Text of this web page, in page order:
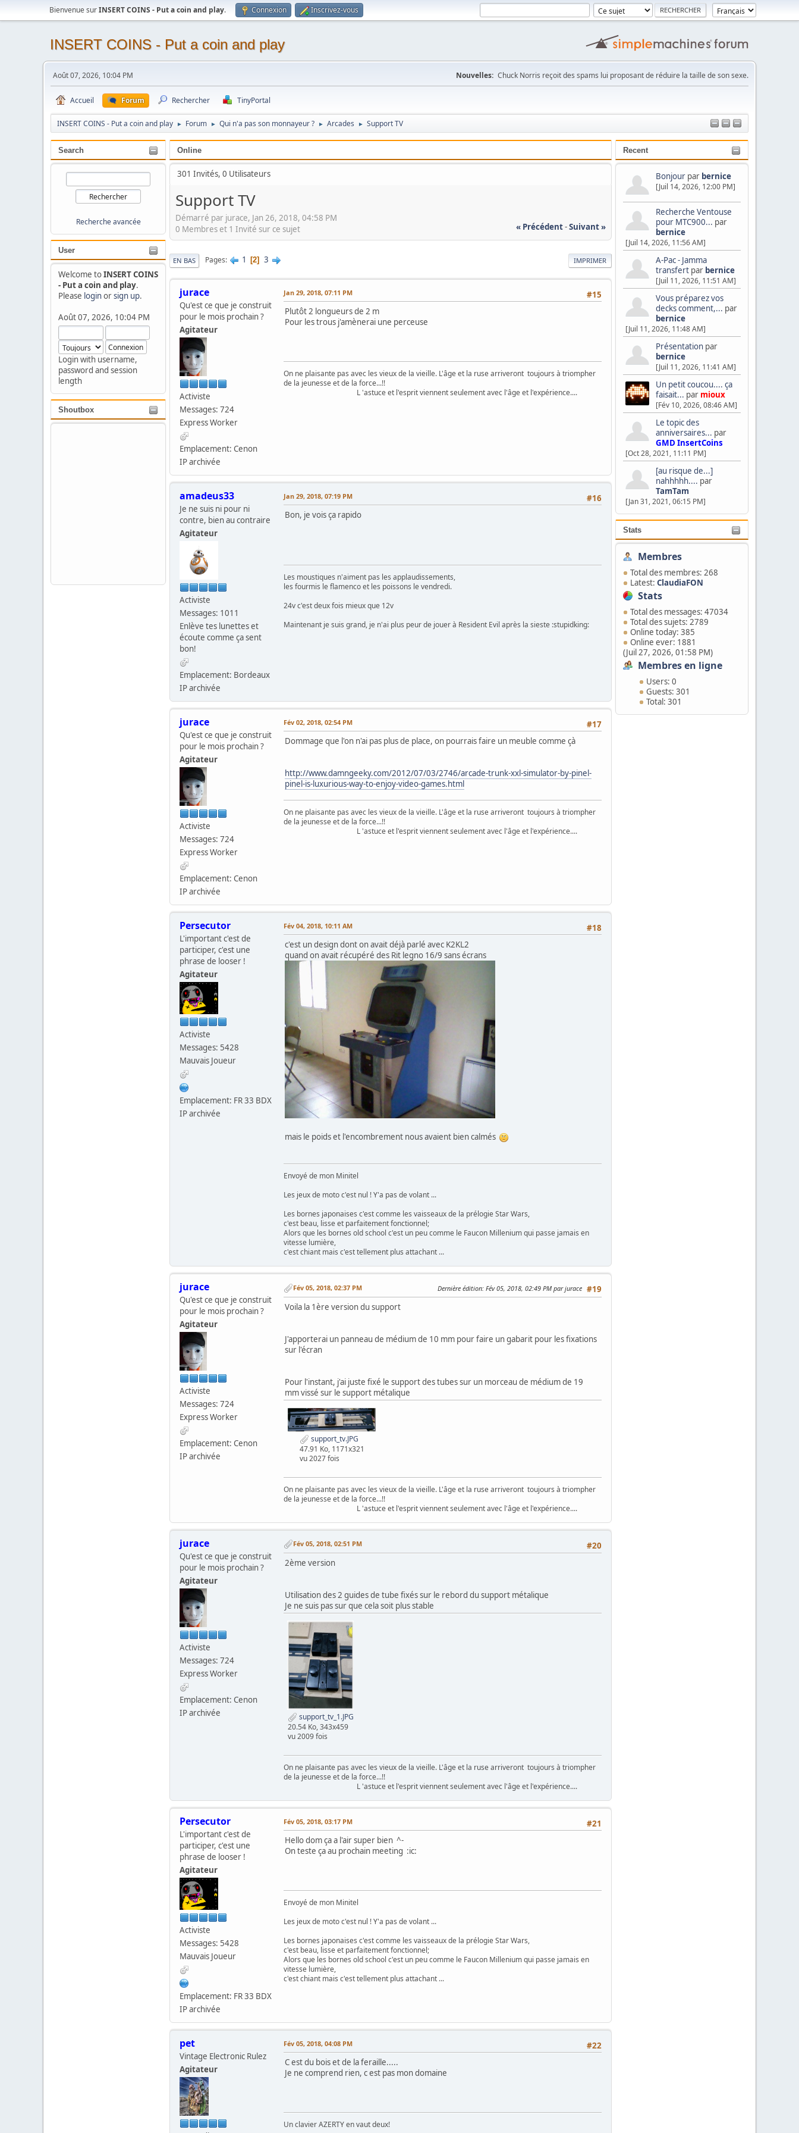
Bienvenue surINSERT COINS - Put a coin and play. Connexion Inscrivez-vous
INSERT COINS - Put a coin and play
Août 07, 2026, 10:04 PM Nouvelles: Chuck Norris reçoit des spams lui proposant de réduire la taille de son sexe.
Accueil Forum Rechercher TinyPortal
INSERT COINS - Put a coin and play ► Forum ► Qui n'a pas son monnayeur ? ► Arcades ► Support TV
Search
Recherche avancée
User
Welcome toINSERT COINS
- Put a coin and play.
Please loginorsign up.
Août 07, 2026, 10:04 PM
Login with username,
password and session
length
Shoutbox
Recent
Bonjour par bernice
[Juil 14, 2026, 12:00 PM]
Recherche Ventouse
pour MTC900... par
bernice
[Juil 14, 2026, 11:56 AM]
A-Pac - Jamma
transfert par bernice
[Juil 11, 2026, 11:51 AM]
Vous préparez vos
decks comment,... par
bernice
[Juil 11, 2026, 11:48 AM]
Présentation par
bernice
[Juil 11, 2026, 11:41 AM]
Un petit coucou.... ça
faisait... par mioux
[Fév 10, 2026, 08:46 AM]
Le topic des
anniversaires... par
GMD InsertCoins
[Oct 28, 2021, 11:11 PM]
[au risque de...]
nahhhhh.... par
TamTam
[Jan 31, 2021, 06:15 PM]
Stats
Membres
Total des membres: 268
Latest: ClaudiaFON
Stats
Total des messages: 47034
Total des sujets: 2789
Online today: 385
Online ever: 1881
(Juil 27, 2026, 01:58 PM)
Membres en ligne
Users: 0
Guests: 301
Total: 301
Online
301 Invités, 0 Utilisateurs
Support TV
Démarré par jurace, Jan 26, 2018, 04:58 PM
« Précédent-Suivant »
0 Membres et 1 Invité sur ce sujet
IMPRIMER
EN BAS Pages 1 2 3
jurace
Qu'est ce que je construit
pour le mois prochain ?
Agitateur
Activiste
Messages: 724
Express Worker
Emplacement: Cenon
IP archivée
#15
Jan 29, 2018, 07:11 PM
Plutôt 2 longueurs de 2 m
Pour les trous j'amènerai une perceuse
On ne plaisante pas avec les vieux de la vieille. L'âge et la ruse arriveront toujours à triompher
de la jeunesse et de la force...!!
L 'astuce et l'esprit viennent seulement avec l'âge et l'expérience....
amadeus33
Je ne suis ni pour ni
contre, bien au contraire
Agitateur
Activiste
Messages: 1011
Enlève tes lunettes et
écoute comme ça sent
bon!
Emplacement: Bordeaux
IP archivée
#16
Jan 29, 2018, 07:19 PM
Bon, je vois ça rapido
Les moustiques n'aiment pas les applaudissements,
les fourmis le flamenco et les poissons le vendredi.
24v c'est deux fois mieux que 12v
Maintenant je suis grand, je n'ai plus peur de jouer à Resident Evil après la sieste :stupidking:
jurace
Qu'est ce que je construit
pour le mois prochain ?
Agitateur
Activiste
Messages: 724
Express Worker
Emplacement: Cenon
IP archivée
#17
Fév 02, 2018, 02:54 PM
Dommage que l'on n'ai pas plus de place, on pourrais faire un meuble comme çà
http://www.damngeeky.com/2012/07/03/2746/arcade-trunk-xxl-simulator-by-pinel-
pinel-is-luxurious-way-to-enjoy-video-games.html
On ne plaisante pas avec les vieux de la vieille. L'âge et la ruse arriveront toujours à triompher
de la jeunesse et de la force...!!
L 'astuce et l'esprit viennent seulement avec l'âge et l'expérience....
Persecutor
L'important c'est de
participer, c'est une
phrase de looser !
Agitateur
Activiste
Messages: 5428
Mauvais Joueur
Emplacement: FR 33 BDX
IP archivée
#18
Fév 04, 2018, 10:11 AM
c'est un design dont on avait déjà parlé avec K2KL2
quand on avait récupéré des Rit legno 16/9 sans écrans
mais le poids et l'encombrement nous avaient bien calmés
Envoyé de mon Minitel
Les jeux de moto c'est nul ! Y'a pas de volant ...
Les bornes japonaises c'est comme les vaisseaux de la prélogie Star Wars,
c'est beau, lisse et parfaitement fonctionnel;
Alors que les bornes old school c'est un peu comme le Faucon Millenium qui passe jamais en
vitesse lumière,
c'est chiant mais c'est tellement plus attachant ...
jurace
Qu'est ce que je construit
pour le mois prochain ?
Agitateur
Activiste
Messages: 724
Express Worker
Emplacement: Cenon
IP archivée
#19
Fév 05, 2018, 02:37 PM Dernière édition: Fév 05, 2018, 02:49 PM par jurace
Voila la 1ère version du support
J'apporterai un panneau de médium de 10 mm pour faire un gabarit pour les fixations
sur l'écran
Pour l'instant, j'ai juste fixé le support des tubes sur un morceau de médium de 19
mm vissé sur le support métalique
support_tv.JPG
47.91 Ko, 1171x321
vu 2027 fois
On ne plaisante pas avec les vieux de la vieille. L'âge et la ruse arriveront toujours à triompher
de la jeunesse et de la force...!!
L 'astuce et l'esprit viennent seulement avec l'âge et l'expérience....
jurace
Qu'est ce que je construit
pour le mois prochain ?
Agitateur
Activiste
Messages: 724
Express Worker
Emplacement: Cenon
IP archivée
#20
Fév 05, 2018, 02:51 PM
2ème version
Utilisation des 2 guides de tube fixés sur le rebord du support métalique
Je ne suis pas sur que cela soit plus stable
support_tv_1.JPG
20.54 Ko, 343x459
vu 2009 fois
On ne plaisante pas avec les vieux de la vieille. L'âge et la ruse arriveront toujours à triompher
de la jeunesse et de la force...!!
L 'astuce et l'esprit viennent seulement avec l'âge et l'expérience....
Persecutor
L'important c'est de
participer, c'est une
phrase de looser !
Agitateur
Activiste
Messages: 5428
Mauvais Joueur
Emplacement: FR 33 BDX
IP archivée
#21
Fév 05, 2018, 03:17 PM
Hello dom ça a l'air super bien ^-
On teste ça au prochain meeting :ic:
Envoyé de mon Minitel
Les jeux de moto c'est nul ! Y'a pas de volant ...
Les bornes japonaises c'est comme les vaisseaux de la prélogie Star Wars,
c'est beau, lisse et parfaitement fonctionnel;
Alors que les bornes old school c'est un peu comme le Faucon Millenium qui passe jamais en
vitesse lumière,
c'est chiant mais c'est tellement plus attachant ...
pet
Vintage Electronic Rulez
Agitateur
#22
Fév 05, 2018, 04:08 PM
C est du bois et de la feraille.....
Je ne comprend rien, c est pas mon domaine
Un clavier AZERTY en vaut deux!